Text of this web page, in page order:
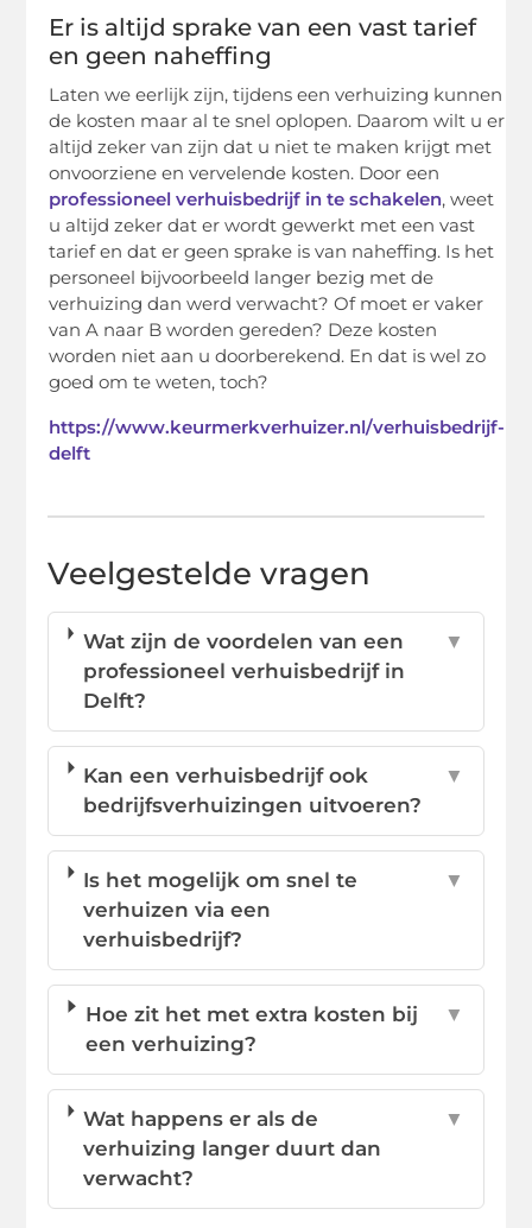
Er is altijd sprake van een vast tarief
en geen naheffing
Laten we eerlijk zijn, tijdens een verhuizing kunnen
de kosten maar al te snel oplopen. Daarom wilt u er
altijd zeker van zijn dat u niet te maken krijgt met
onvoorziene en vervelende kosten. Door een
professioneel verhuisbedrijf in te schakelen, weet
u altijd zeker dat er wordt gewerkt met een vast
tarief en dat er geen sprake is van naheffing. Is het
personeel bijvoorbeeld langer bezig met de
verhuizing dan werd verwacht? Of moet er vaker
van A naar B worden gereden? Deze kosten
worden niet aan u doorberekend. En dat is wel zo
goed om te weten, toch?
https://www.keurmerkverhuizer.nl/verhuisbedrijf-
delft
Veelgestelde vragen
Wat zijn de voordelen van een
professioneel verhuisbedrijf in
Delft?
▼
Kan een verhuisbedrijf ook
bedrijfsverhuizingen uitvoeren?
▼
Is het mogelijk om snel te
verhuizen via een
verhuisbedrijf?
▼
Hoe zit het met extra kosten bij
een verhuizing?
▼
Wat happens er als de
verhuizing langer duurt dan
verwacht?
▼